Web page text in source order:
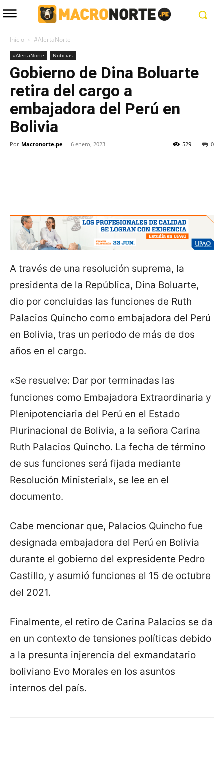
Inicio #AlertaNorte
#AlertaNorte Noticias
Gobierno de Dina Boluarte
retira del cargo a
embajadora del Perú en
Bolivia
Por Macronorte.pe - 6 enero, 2023 0
529
A través de una resolución suprema, la
presidenta de la República, Dina Boluarte,
dio por concluidas las funciones de Ruth
Palacios Quincho como embajadora del Perú
en Bolivia, tras un periodo de más de dos
años en el cargo.
«Se resuelve: Dar por terminadas las
funciones como Embajadora Extraordinaria y
Plenipotenciaria del Perú en el Estado
Plurinacional de Bolivia, a la señora Carina
Ruth Palacios Quincho. La fecha de término
de sus funciones será fijada mediante
Resolución Ministerial», se lee en el
documento.
Cabe mencionar que, Palacios Quincho fue
designada embajadora del Perú en Bolivia
durante el gobierno del expresidente Pedro
Castillo, y asumió funciones el 15 de octubre
del 2021.
Finalmente, el retiro de Carina Palacios se da
en un contexto de tensiones políticas debido
a la presunta injerencia del exmandatario
boliviano Evo Morales en los asuntos
internos del país.